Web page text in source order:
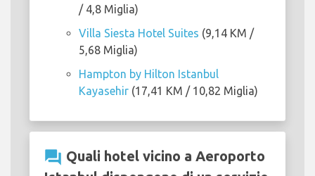
/ 4,8 Miglia)
Villa Siesta Hotel Suites (9,14 KM /
5,68 Miglia)
Hampton by Hilton Istanbul
Kayasehir (17,41 KM / 10,82 Miglia)
question_answer Quali hotel vicino a Aeroporto